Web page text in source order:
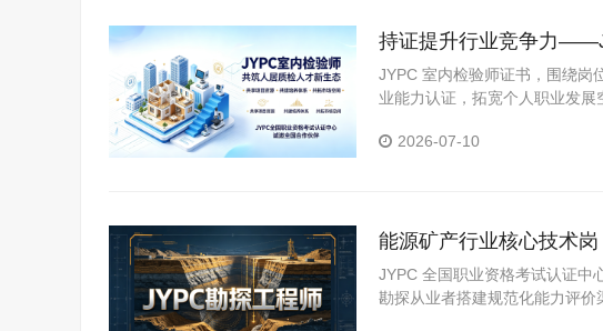
持证提升行业竞争力
稳步前行
JYPC 室内检验师证书，围绕岗
业能力认证，拓宽个人职业发展
2026-07-10
能源矿产行业核心技术
进阶
JYPC 全国职业资格考试认证中
勘探从业者搭建规范化能力评价